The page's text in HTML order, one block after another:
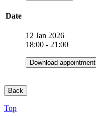
Date
12 Jan 2026
18:00 - 21:00
Download appointment
Back
Top